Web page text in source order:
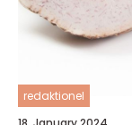
redaktionel